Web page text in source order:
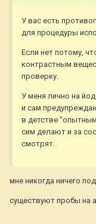
У вас есть
для процедуры
Если нет потому,
контрастным
проверку.
У меня лично на
и сам
в детстве
сим делают и за
смотрят.
мне никогда ничего
существуют пробы на